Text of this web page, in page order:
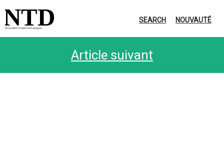
Nouvelles totalement dingues
NTD SEARCH NOUVAUTÉ
Article suivant